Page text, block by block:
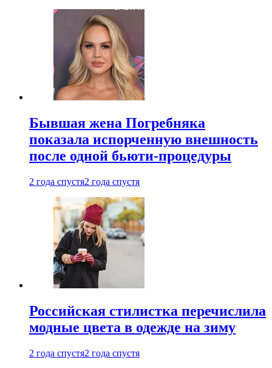
Бывшая жена Погребняка
показала испорченную внешность
после одной бьюти-процедуры
2 года спустя2 года спустя
Российская стилистка перечислила
модные цвета в одежде на зиму
2 года спустя2 года спустя